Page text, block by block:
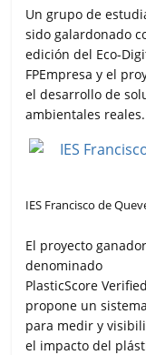
Un grupo de
sido galardonado
edición del Eco-
FPEmpresa y el
el desarrollo de
ambientales reales.
IES Francisco de
El proyecto
denominado
PlasticScore
propone un sistema
para medir y
el impacto del